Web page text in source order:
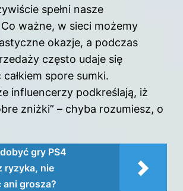
spełni nasze
ważne, w sieci możemy
okazje, a podczas
często udaje się
spore sumki.
influencerzy podkreślają, iż
zniżki” – chyba rozumiesz, o
gry PS4
ryzyka, nie
ani grosza?